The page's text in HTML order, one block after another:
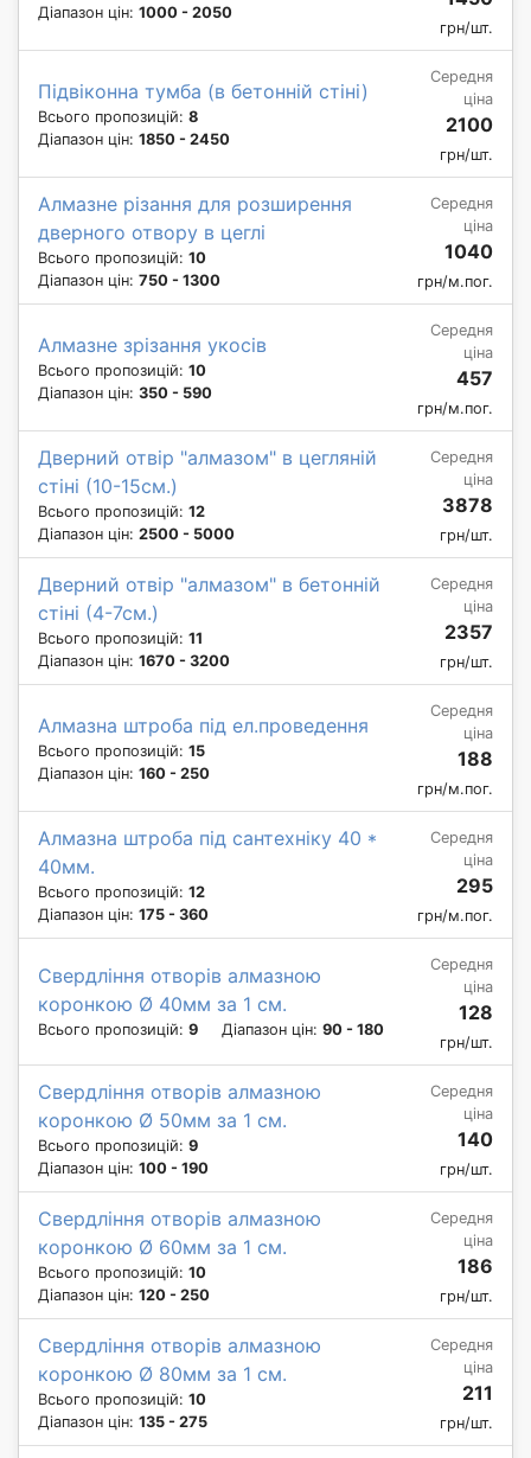
Діапазон цін: 1000 - 2050
грн/шт.
Підвіконна тумба (в бетонній стіні)
Всього пропозицій: 8
Діапазон цін: 1850 - 2450
Середня
ціна
2100
грн/шт.
Алмазне різання для розширення
дверного отвору в цеглі
Всього пропозицій: 10
Діапазон цін: 750 - 1300
Середня
ціна
1040
грн/м.пог.
Алмазне зрізання укосів
Всього пропозицій: 10
Діапазон цін: 350 - 590
Середня
ціна
457
грн/м.пог.
Дверний отвір "алмазом" в цегляній
стіні (10-15см.)
Всього пропозицій: 12
Діапазон цін: 2500 - 5000
Середня
ціна
3878
грн/шт.
Дверний отвір "алмазом" в бетонній
стіні (4-7см.)
Всього пропозицій: 11
Діапазон цін: 1670 - 3200
Середня
ціна
2357
грн/шт.
Алмазна штроба під ел.проведення
Всього пропозицій: 15
Діапазон цін: 160 - 250
Середня
ціна
188
грн/м.пог.
Алмазна штроба під сантехніку 40 *
40мм.
Всього пропозицій: 12
Діапазон цін: 175 - 360
Середня
ціна
295
грн/м.пог.
Свердління отворів алмазною
коронкою Ø 40мм за 1 см.
Всього пропозицій: 9 Діапазон цін: 90 - 180
Середня
ціна
128
грн/шт.
Свердління отворів алмазною
коронкою Ø 50мм за 1 см.
Всього пропозицій: 9
Діапазон цін: 100 - 190
Середня
ціна
140
грн/шт.
Свердління отворів алмазною
коронкою Ø 60мм за 1 см.
Всього пропозицій: 10
Діапазон цін: 120 - 250
Середня
ціна
186
грн/шт.
Свердління отворів алмазною
коронкою Ø 80мм за 1 см.
Всього пропозицій: 10
Діапазон цін: 135 - 275
Середня
ціна
211
грн/шт.